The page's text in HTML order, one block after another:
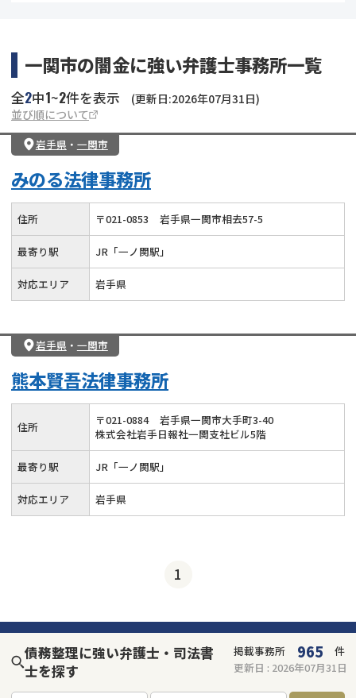
一関市の闇金に強い弁護士事務所一覧
全2中1~2件を表示
(更新日:2026年07月31日)
並び順について
岩手県 ・ 一関市
みのる法律事務所
住所 〒021-0853 岩手県一関市相去57-5
最寄り駅 JR「一ノ関駅」
対応エリア 岩手県
岩手県 ・ 一関市
熊本賢吾法律事務所
住所 〒021-0884
岩手県一関市大手町3-40
株式会社岩手日報社一関支社ビル5階
最寄り駅 JR「一ノ関駅」
対応エリア 岩手県
1
債務整理に強い弁護士・司法書
士を探す
掲載事務所 965
件
更新日 : 2026年07月31日